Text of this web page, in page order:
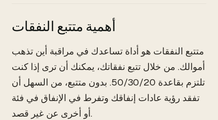
أهمية متتبع النفقات
متتبع النفقات هو أداة تساعدك في مراقبة أين تذهب
أموالك. من خلال تتبع نفقاتك، يمكنك أن ترى إذا كنت
تلتزم بقاعدة 50/30/20. بدون متتبع، من السهل أن
تفقد رؤية عادات إنفاقك وتفرط في الإنفاق في فئة
أو أخرى عن غير قصد.